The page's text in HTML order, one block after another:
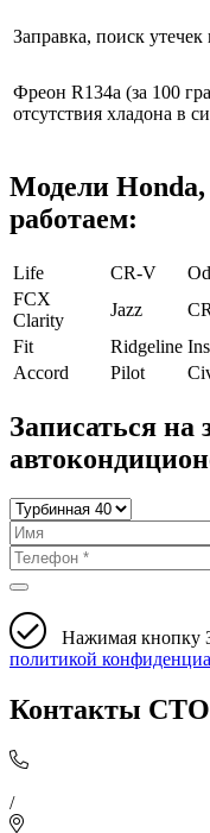
Заправка, поиск
Фреон R134a (за 100
отсутствия хладона в
Модели
работаем:
Life CR-V
FCX
Clarity
Jazz
Fit
Ridgeline
Accord
Pilot
Записаться на
Нажимая кнопку
политикой
Контакты
/